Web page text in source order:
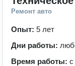
Ремонт авто
Опыт: 5 лет
Дни работы:
Время работы: с